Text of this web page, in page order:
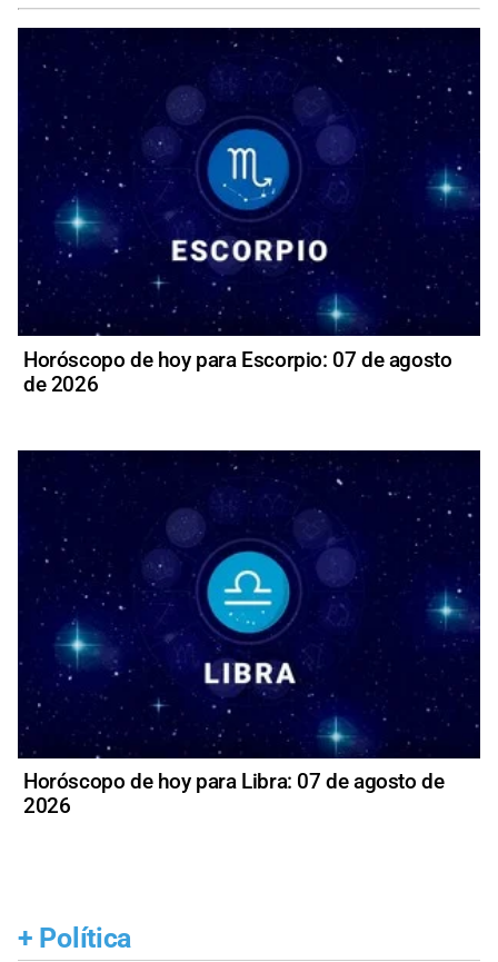
Horóscopo de hoy para Escorpio: 07 de agosto
de 2026
Horóscopo de hoy para Libra: 07 de agosto de
2026
+ Política